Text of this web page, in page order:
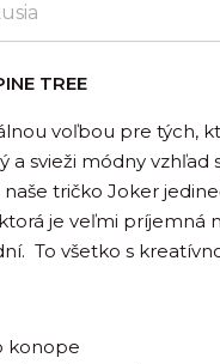
TREE
voľbou pre tých,
a svieži módny
tričko Joker
je veľmi príjemná
To všetko s
konope